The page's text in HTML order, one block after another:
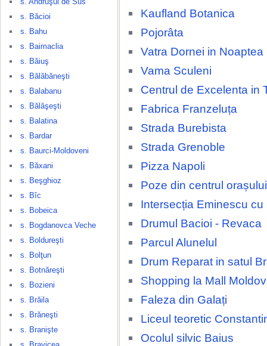
s. Băcioi
s. Bahu
s. Baimaclia
s. Băiuş
s. Bălăbăneşti
s. Balabanu
s. Bălăşeşti
s. Balatina
s. Bardar
s. Baurci-Moldoveni
s. Băxani
s. Beşghioz
s. Bîc
s. Bobeica
s. Bogdanovca Veche
s. Boldureşti
s. Bolţun
s. Botnăreşti
s. Bozieni
s. Brăila
s. Brăneşti
s. Branişte
Kaufland Botanica
Pojorâta
Vatra Dornei in Noaptea
Vama Sculeni
Centrul de Excelenta in
Fabrica Franzeluța
Strada Burebista
Strada Grenoble
Pizza Napoli
Poze din centrul
Intersecția Eminescu cu
Drumul Bacioi - Revaca
Parcul Alunelul
Drum Reparat in satul
Shopping la Mall
Faleza din Galați
Liceul teoretic
Ocolul silvic Baius